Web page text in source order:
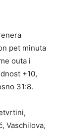
pet minuta
outa i
+10,
31:8.
Vaschilova,